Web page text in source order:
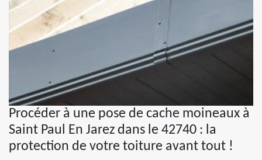
Procéder à une pose de cache moineaux à
Saint Paul En Jarez dans le 42740 : la
protection de votre toiture avant tout !